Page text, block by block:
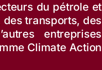
du pétrole et
transports, des
entreprises
Climate Action